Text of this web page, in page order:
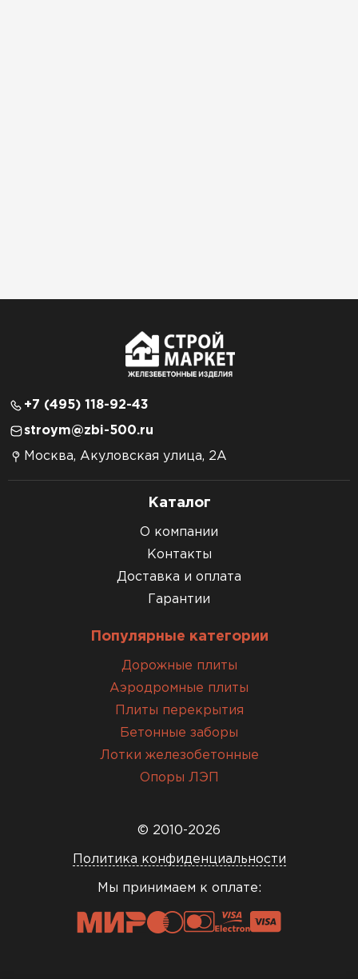
+7 (495) 118-92-43
stroym@zbi-500.ru
Москва, Акуловская улица, 2А
Каталог
О компании
Контакты
Доставка и оплата
Гарантии
Популярные категории
Дорожные плиты
Аэродромные плиты
Плиты перекрытия
Бетонные заборы
Лотки железобетонные
Опоры ЛЭП
© 2010-2026
Политика конфиденциальности
Мы принимаем к оплате: